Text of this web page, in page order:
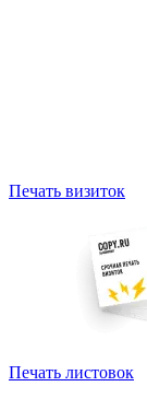
Печать визиток
Печать листовок